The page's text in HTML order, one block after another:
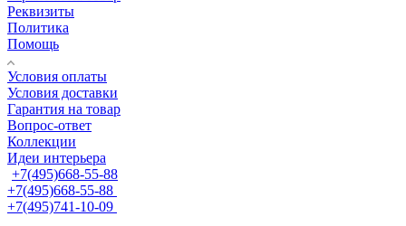
Реквизиты
Политика
Помощь
Условия оплаты
Условия доставки
Гарантия на товар
Вопрос-ответ
Коллекции
Идеи интерьера
+7(495)668-55-88
+7(495)668-55-88
+7(495)741-10-09